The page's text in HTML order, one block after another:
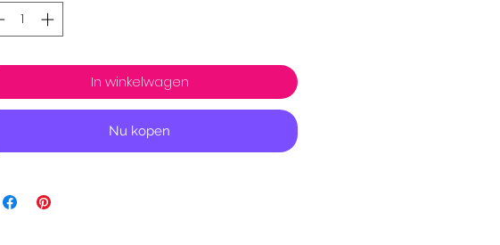
In winkelwagen
Nu kopen